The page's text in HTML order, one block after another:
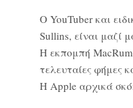
Ο YouTuber και
Sullins, είναι μαζί
Ηεκπομπή
τελευταίες φήμες
Η Apple αρχικά